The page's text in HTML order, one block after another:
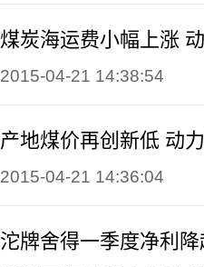
煤炭海运费小幅上涨
2015-04-21 14:38:54
产地煤价再创新低 动
2015-04-21 14:36:04
沱牌舍得一季度净利